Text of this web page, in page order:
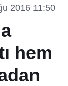
2016 11:50
hem